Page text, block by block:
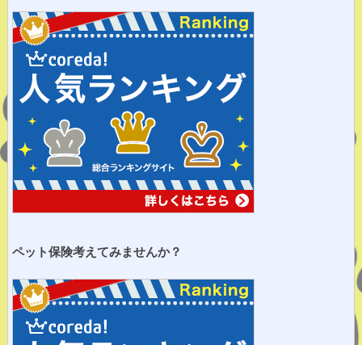
ペット保険考えてみませんか？